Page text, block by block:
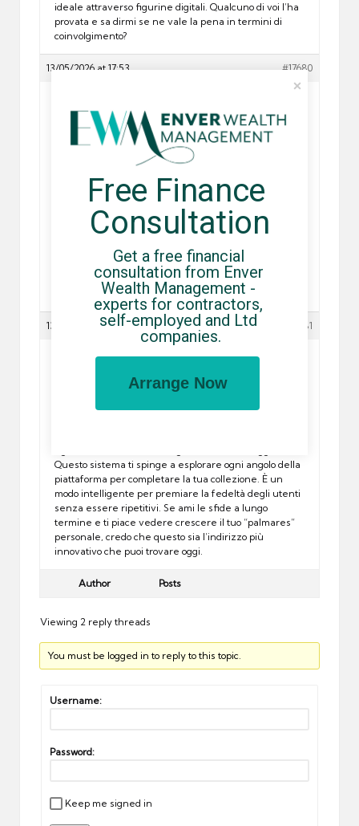
ideale attraverso figurine digitali. Qualcuno di voi l’ha
provata e sa dirmi se ne vale la pena in termini di
coinvolgimento?
13/05/2026 at 17:53 #17680
Ti riferisci sicuramente al sistema di collezioni di
rabona-mag.comed è assolutamente fantastico!
Praticamente, partecipando alle varie attività del sito,
accumuli punti che puoi scambiare con le card dei tuoi
calciatori preferiti. Una volta completato l’album di una
squadra, sblocchi dei premi davvero interessanti.
Questo aggiunge uno strato di strategia e
pianificazione che rende ogni sessione molto più
profonda e gratificante rispetto ai portali tradizionali.
13/05/2026 at 17:55 #17681
Questo sistema ti spinge a esplorare ogni angolo della
piattaforma per completare la tua collezione. È un
modo intelligente per premiare la fedeltà degli utenti
senza essere ripetitivi. Se ami le sfide a lungo
termine e ti piace vedere crescere il tuo “palmares”
personale, credo che questo sia l’indirizzo più
innovativo che puoi trovare oggi.
Author Posts
Viewing 2 reply threads
You must be logged in to reply to this topic.
Username:
Password:
Keep me signed in
Free Finance
Consultation
Get a free financial
consultation from Enver
Wealth Management -
experts for contractors,
self-employed and Ltd
companies.
Arrange Now